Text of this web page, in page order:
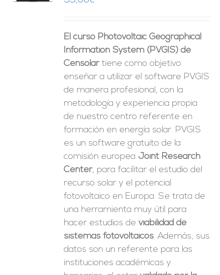
El curso Photovoltaic Geographical
Information System (PVGIS) de
Censolartiene como objetivo
enseñar a utilizar el software PVGIS
de manera profesional, con la
metodología y experiencia propia
de nuestro centro referente en
formación en energía solar. PVGIS
es un software gratuito de la
comisión europea Joint Research
Center, para facilitar el estudio del
recurso solar y el potencial
fotovoltaico en Europa. Se trata de
una herramienta muy útil para
hacer estudios deviabilidad de
sistemas fotovoltaicos. Además, sus
datos son un referente para las
instituciones académicas y